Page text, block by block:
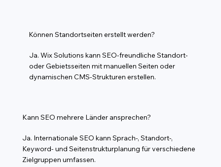
Können Standortseiten erstellt werden?
Ja. Wix Solutions kann SEO-freundliche Standort-
oder Gebietsseiten mit manuellen Seiten oder
dynamischen CMS-Strukturen erstellen.
Kann SEO mehrere Länder ansprechen?
Ja. Internationale SEO kann Sprach-, Standort-,
Keyword- und Seitenstrukturplanung für verschiedene
Zielgruppen umfassen.